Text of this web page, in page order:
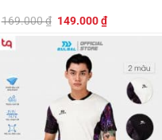
169.000₫ Giá
là:
169.000 ₫.
149.000₫Giá
hiện